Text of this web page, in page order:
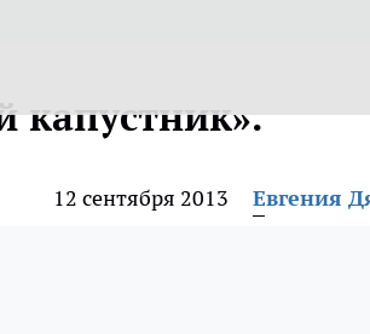
капустник».
12 сентября 2013 Евгения